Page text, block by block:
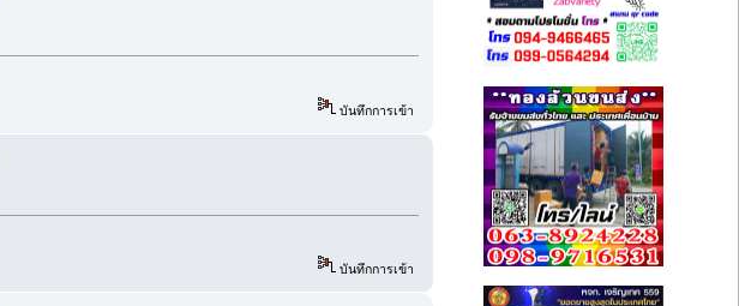
บันทึกการเข้า
บันทึกการเข้า